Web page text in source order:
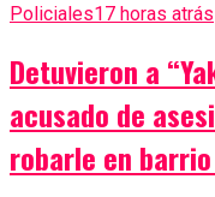
Policiales17 horas atrás
Detuvieron a
acusado de
robarle en